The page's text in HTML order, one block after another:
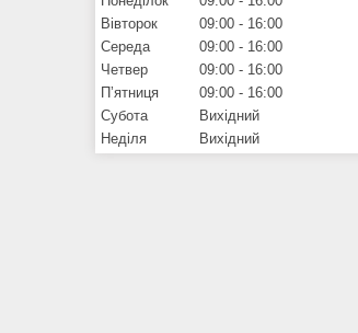
Вівторок
09:00
16:00
Середа
09:00
16:00
Четвер
09:00
16:00
Пʼятниця
09:00
16:00
Субота
Вихідний
Неділя
Вихідний